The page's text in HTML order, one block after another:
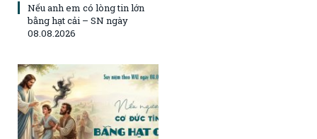
Nếu anh em có lòng tin lớn
bằng hạt cải – SN ngày
08.08.2026